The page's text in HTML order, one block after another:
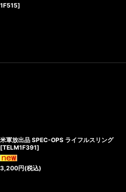
]
米軍放出品 SPEC-OPS ライフルスリング
[TELM1F391]
3,200円(税込)